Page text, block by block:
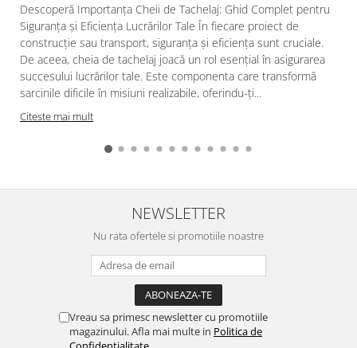
Descoperă Importanța Cheii de Tachelaj: Ghid Complet pentru
Siguranța și Eficiența Lucrărilor Tale În fiecare proiect de
construcție sau transport, siguranța și eficiența sunt cruciale.
De aceea, cheia de tachelaj joacă un rol esențial în asigurarea
succesului lucrărilor tale. Este componenta care transformă
sarcinile dificile în misiuni realizabile, oferindu-ți...
Citeste mai mult
NEWSLETTER
Nu rata ofertele si promotiile noastre
Vreau sa primesc newsletter cu promotiile
magazinului. Afla mai multe in Politica de